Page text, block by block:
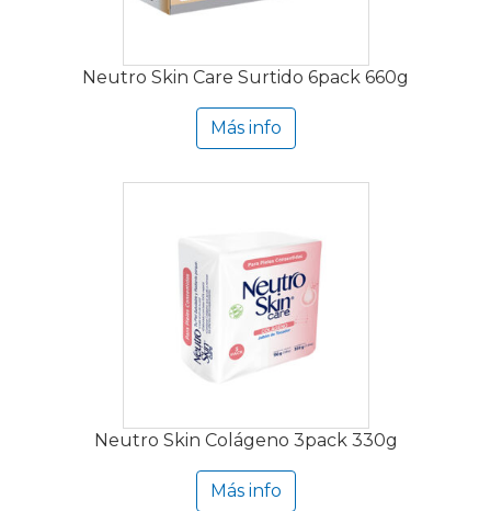
Neutro Skin Care Surtido 6pack 660g
Más info
Neutro Skin Colágeno 3pack 330g
Más info